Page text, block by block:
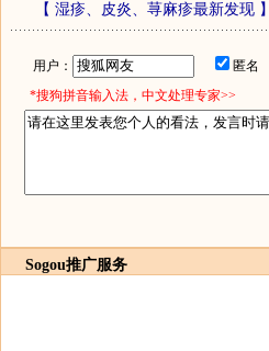
【 湿疹、皮炎、荨麻疹最新发现】
用户： 匿名
*搜狗拼音输入法，中文处理专家>>
Sogou推广服务